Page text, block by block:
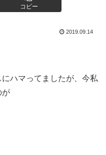
コピー
2019.09.14
ハマってましたが、今私
が